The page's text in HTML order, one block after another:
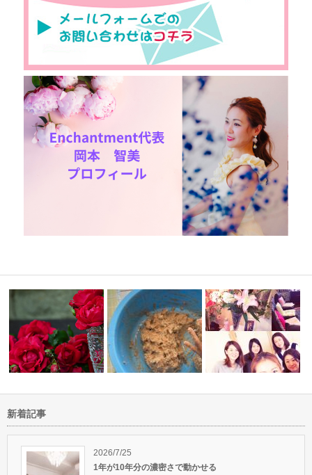
ベーショ
執着や依存から解放されるには
日頃の行動が…
みんなが笑顔になる味噌作り「瞑想力」を鍛えよう
新着記事
2026/7/25
1年が10年分の濃密さで動かせる